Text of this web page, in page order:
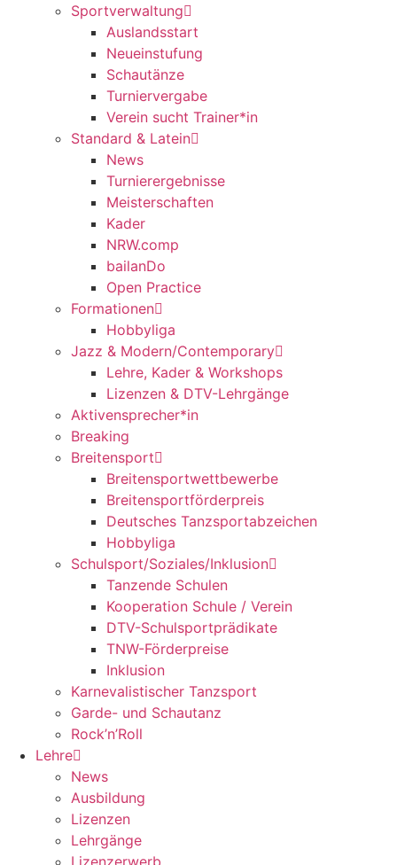
Sportverwaltung
Auslandsstart
Neueinstufung
Schautänze
Turniervergabe
Verein sucht Trainer*in
Standard & Latein
News
Turnierergebnisse
Meisterschaften
Kader
NRW.comp
bailanDo
Open Practice
Formationen
Hobbyliga
Jazz & Modern/Contemporary
Lehre, Kader & Workshops
Lizenzen & DTV-Lehrgänge
Aktivensprecher*in
Breaking
Breitensport
Breitensportwettbewerbe
Breitensportförderpreis
Deutsches Tanzsportabzeichen
Hobbyliga
Schulsport/Soziales/Inklusion
Tanzende Schulen
Kooperation Schule / Verein
DTV-Schulsportprädikate
TNW-Förderpreise
Inklusion
Karnevalistischer Tanzsport
Garde- und Schautanz
Rock’n’Roll
Lehre
News
Ausbildung
Lizenzen
Lehrgänge
Lizenzerwerb